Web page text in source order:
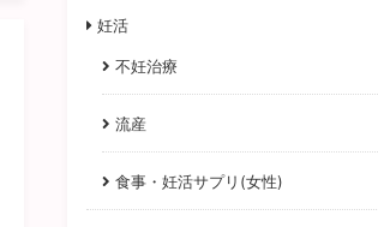
妊活
不妊治療
流産
食事・妊活サプリ(女性)